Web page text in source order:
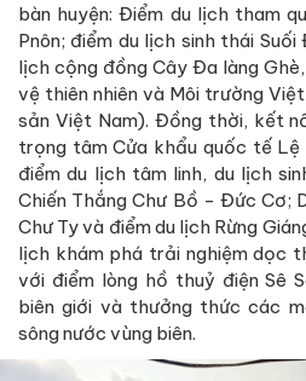
bàn huyện: Điểm du lịch tham
Pnôn; điểm du lịch sinh thái
lịch cộng đồng Cây Đa làng
vệ thiên nhiên và Môi trường
sản Việt Nam). Đồng thời, kết
trọng tâm Cửa khẩu quốc tế
điểm du lịch tâm linh, du lịch
Chiến Thắng Chư Bồ - Đức Cơ;
Chư Ty và điểm du lịch Rừng
lịch khám phá trải nghiệm dọc
với điểm lòng hồ thuỷ điện Sê
biên giới và thưởng thức các
sông nước vùng biên.